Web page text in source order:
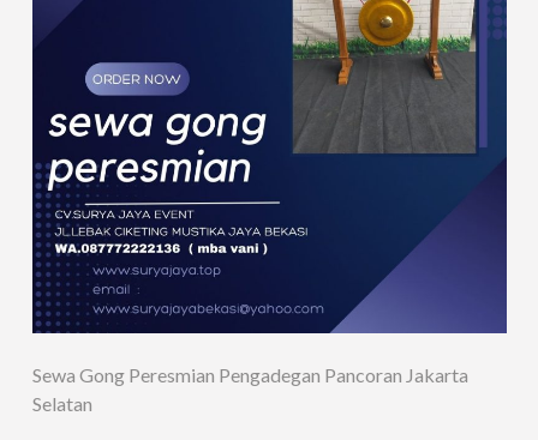
Sewa Gong Peresmian Pengadegan Pancoran Jakarta
Selatan